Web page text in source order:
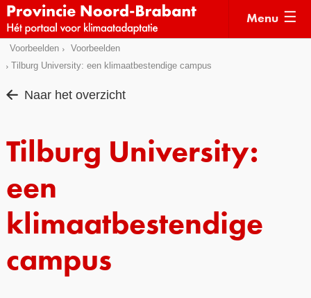
Sla
links
het
menu
naar
de
pagina
Menu
Voorbeelden
Voorbeelden
Tilburg University: een klimaatbestendige campus
Naar het overzicht
Tilburg University:
een
klimaatbestendige
campus
Kennisdossiers
Subsidies